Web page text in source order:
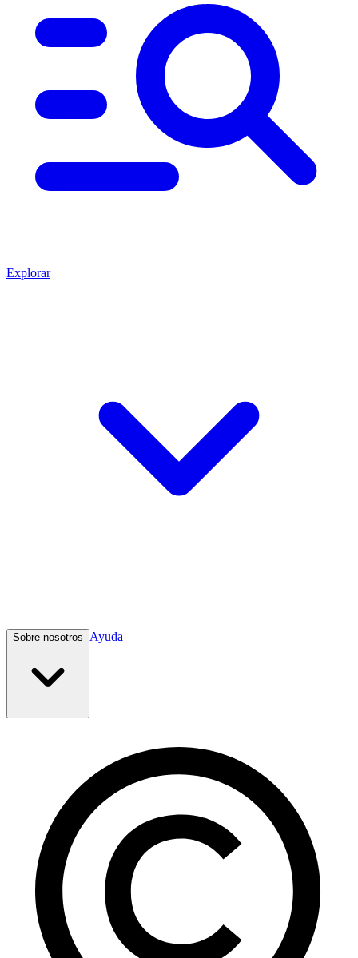
Explorar
Sobre nosotros Ayuda